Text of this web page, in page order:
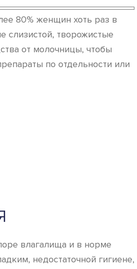
80% женщин хоть раз в
слизистой, творожистые
от молочницы, чтобы
по отдельности или
влагалища и в норме
недостаточной гигиене,